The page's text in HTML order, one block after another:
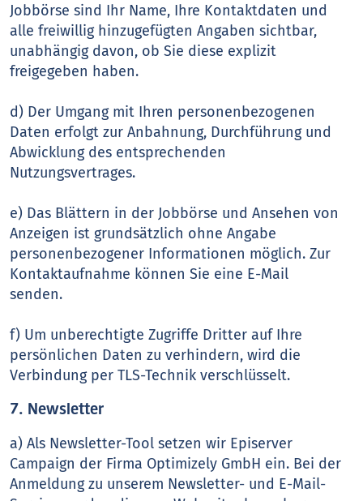
Jobbörse sind Ihr Name, Ihre Kontaktdaten und
alle freiwillig hinzugefügten Angaben sichtbar,
unabhängig davon, ob Sie diese explizit
freigegeben haben.
d) Der Umgang mit Ihren personenbezogenen
Daten erfolgt zur Anbahnung, Durchführung und
Abwicklung des entsprechenden
Nutzungsvertrages.
e) Das Blättern in der Jobbörse und Ansehen von
Anzeigen ist grundsätzlich ohne Angabe
personenbezogener Informationen möglich. Zur
Kontaktaufnahme können Sie eine E-Mail
senden.
f) Um unberechtigte Zugriffe Dritter auf Ihre
persönlichen Daten zu verhindern, wird die
Verbindung per TLS-Technik verschlüsselt.
7. Newsletter
a) Als Newsletter-Tool setzen wir Episerver
Campaign der Firma Optimizely GmbH ein. Bei der
Anmeldung zu unserem Newsletter- und E-Mail-